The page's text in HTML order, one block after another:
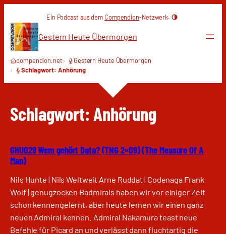
Inhalt
springen
Ein Podcast aus dem Compendion-Netzwerk.
Gestern Heute Übermorgen
compendion.net
Gestern Heute Übermorgen
Schlagwort: Anhörung
Schlagwort: Anhörung
GHU029 Wem gehört Data? (TNG 2×09) (The Measure Of A
Man)
Nils Hunte | Nils Weltweit Arne Ruddat | Codenaga Frank
Wolf | genugzocken Badmirals haben wir vor einiger Zeit
schon kennengelernt, aber heute lernen wir einen ganz
neuen Admiral kennen. Admiral Nakamura teast neue
Befehle für Picard an und verlässt dann fluchtartig die